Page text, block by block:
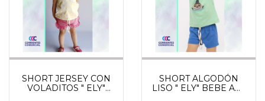
SHORT JERSEY CON
VOLADITOS " ELY"
SHORT ALGODÓN
LISO " ELY" BEBE ART